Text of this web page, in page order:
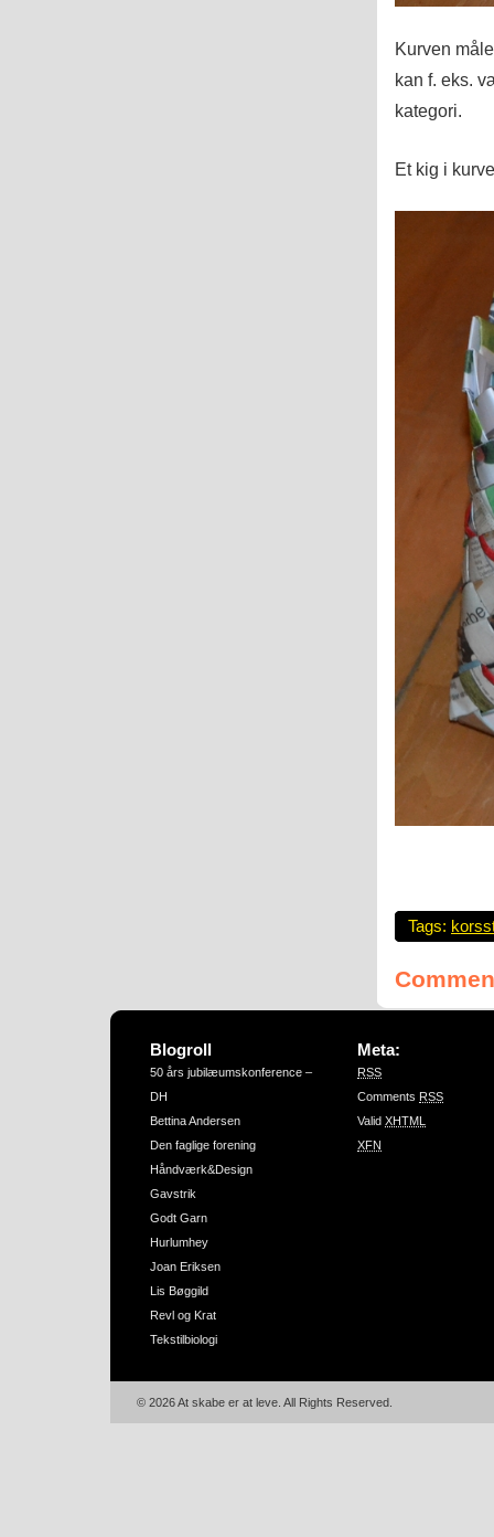
Kurven
kan f. eks.
kategori.
Et kig i
Tags:
Blogroll
50 års jubilæumskonference –
DH
Bettina Andersen
Den faglige forening
Håndværk&Design
Gavstrik
Godt Garn
Hurlumhey
Joan Eriksen
Lis Bøggild
Revl og Krat
Tekstilbiologi
Meta:
RSS
Comments RSS
Valid XHTML
XFN
© 2026 At skabe er at leve. All Rights Reserved.